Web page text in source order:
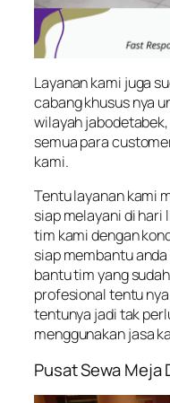
Layanan kami juga
cabang khusus nya
wilayah
semua para
kami.
Tentu layanan kami
siap melayani di hari
tim kami dengan
siap membantu
bantu tim yang
profesional tentu
tentunya jadi tak
menggunakan jasa
Pusat Sewa Meja